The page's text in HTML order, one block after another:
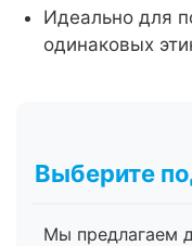
Идеально для
одинаковых
Выберите
Мы предлагаем